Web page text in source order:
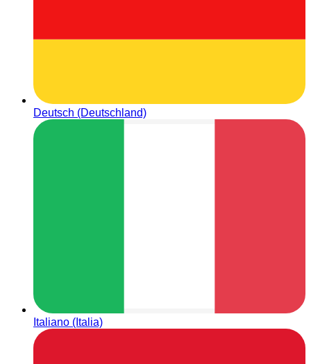
Deutsch (Deutschland)
Italiano (Italia)